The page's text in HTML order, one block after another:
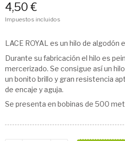
4,50 €
Impuestos incluidos
LACE ROYAL es un hilo de algodón
Durante su fabricación el hilo es
mercerizado. Se consigue así un
un bonito brillo y gran resistencia
de encaje y aguja.
Se presenta en bobinas de 500